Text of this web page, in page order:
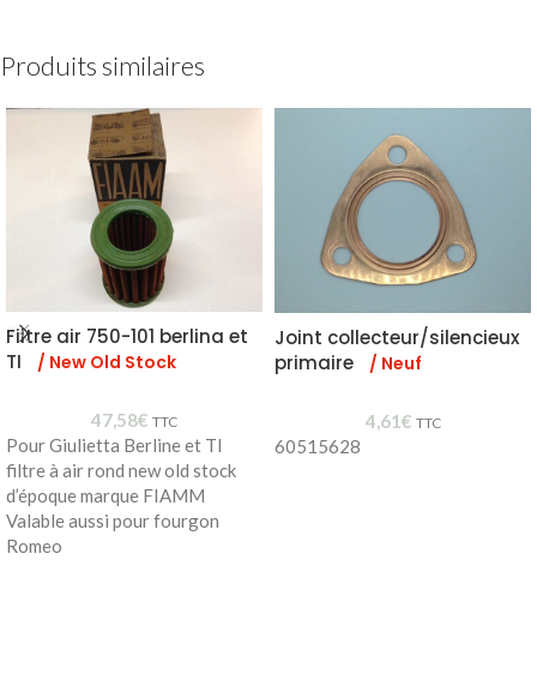
Produits similaires
Filtre air 750-101 berlina et
TI
/ New Old Stock
47,58€ TTC
Pour Giulietta Berline et TI
filtre à air rond new old stock
d’époque marque FIAMM
Valable aussi pour fourgon
Romeo
Joint collecteur/silencieux
primaire
/ Neuf
4,61€ TTC
60515628